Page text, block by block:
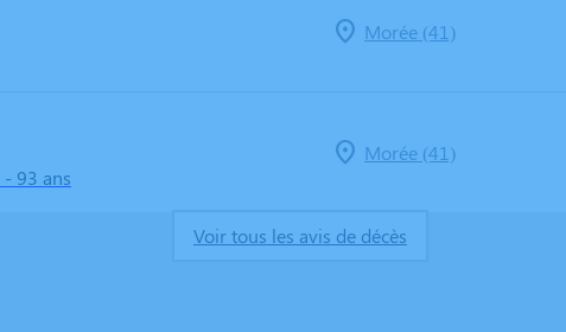
Morée (41)
- 93 ans
Morée (41)
Voir tous les avis de décès